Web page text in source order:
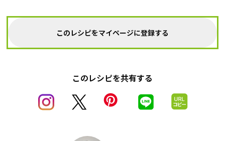
このレシピをマイページに登録する
このレシピを共有する